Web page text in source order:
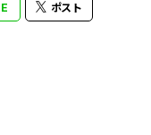
ポスト